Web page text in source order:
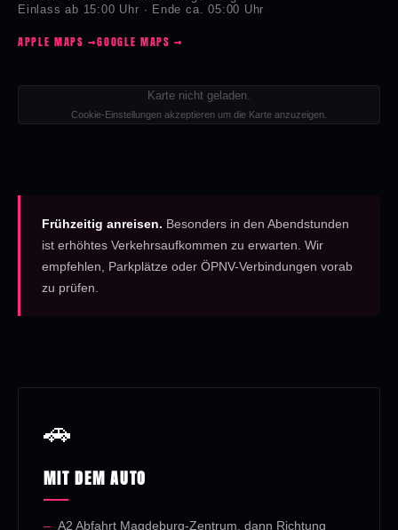
Einlass ab 15:00 Uhr · Ende ca. 05:00 Uhr
APPLE MAPS →GOOGLE MAPS →
Karte nicht geladen.
Cookie-Einstellungen akzeptieren um die Karte anzuzeigen.
Frühzeitig anreisen. Besonders in den Abendstunden
ist erhöhtes Verkehrsaufkommen zu erwarten. Wir
empfehlen, Parkplätze oder ÖPNV-Verbindungen vorab
zu prüfen.
🚗
MIT DEM AUTO
A2 Abfahrt Magdeburg-Zentrum, dann Richtung